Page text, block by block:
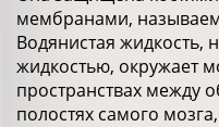
мембранами,
Водянистая жидкость,
жидкостью, окружает
пространствах между
полостях самого